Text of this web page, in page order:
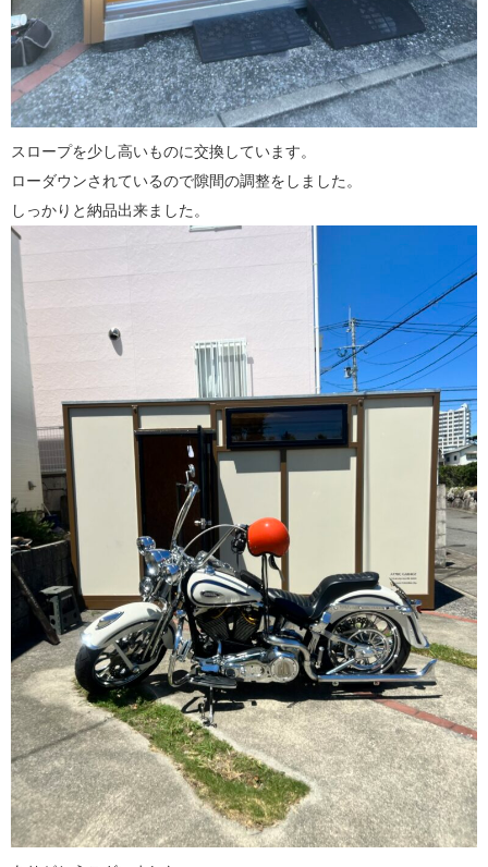
スロープを少し高いものに交換しています。
ローダウンされているので隙間の調整をしました。
しっかりと納品出来ました。